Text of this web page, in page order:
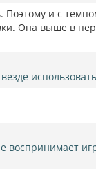
Поэтому и с
Она выше в
воспринимает